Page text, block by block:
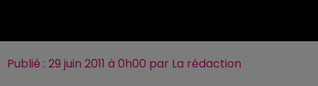
Publié : 29 juin 2011 à 0h00 par La rédaction